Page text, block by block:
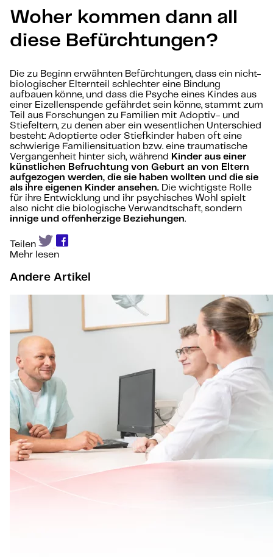
Woher kommen dann all
diese Befürchtungen?
Die zu Beginn erwähnten Befürchtungen, dass ein nicht-
biologischer Elternteil schlechter eine Bindung
aufbauen könne, und dass die Psyche eines Kindes aus
einer Eizellenspende gefährdet sein könne, stammt zum
Teil aus Forschungen zu Familien mit Adoptiv- und
Stiefeltern, zu denen aber ein wesentlichen Unterschied
besteht: Adoptierte oder Stiefkinder haben oft eine
schwierige Familiensituation bzw. eine traumatische
Vergangenheit hinter sich, während Kinder aus einer
künstlichen Befruchtung von Geburt an von Eltern
aufgezogen werden, die sie haben wollten und die sie
als ihre eigenen Kinder ansehen. Die wichtigste Rolle
für ihre Entwicklung und ihr psychisches Wohl spielt
also nicht die biologische Verwandtschaft, sondern
innige und offenherzige Beziehungen.
Teilen
Mehr lesen
Andere Artikel